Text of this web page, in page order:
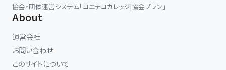
協会・団体運営システム「コエテコカレッジ|協会プラン」
About
運営会社
お問い合わせ
このサイトについて